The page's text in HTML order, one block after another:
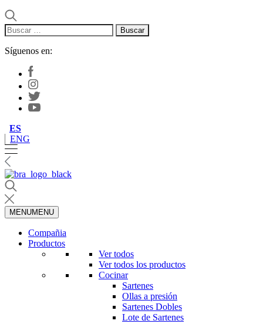
Buscar:
Síguenos en:
ES
ENG
MENUMENU
Compañia
Productos
Ver todos
Ver todos los productos
Cocinar
Sartenes
Ollas a presión
Sartenes Dobles
Lote de Sartenes